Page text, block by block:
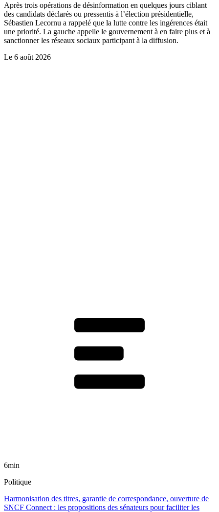
Après trois opérations de désinformation en quelques jours ciblant
des candidats déclarés ou pressentis à l’élection présidentielle,
Sébastien Lecornu a rappelé que la lutte contre les ingérences était
une priorité. La gauche appelle le gouvernement à en faire plus et à
sanctionner les réseaux sociaux participant à la diffusion.
Le 6 août 2026
6min
Politique
Harmonisation des titres, garantie de correspondance, ouverture de
SNCF Connect : les propositions des sénateurs pour faciliter les